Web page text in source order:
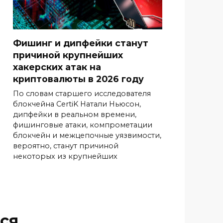
Фишинг и дипфейки станут
причиной крупнейших
хакерских атак на
криптовалюты в 2026 году
По словам старшего исследователя
блокчейна CertiK Натали Ньюсон,
дипфейки в реальном времени,
фишинговые атаки, компрометации
блокчейн и межцепочные уязвимости,
вероятно, станут причиной
некоторых из крупнейших